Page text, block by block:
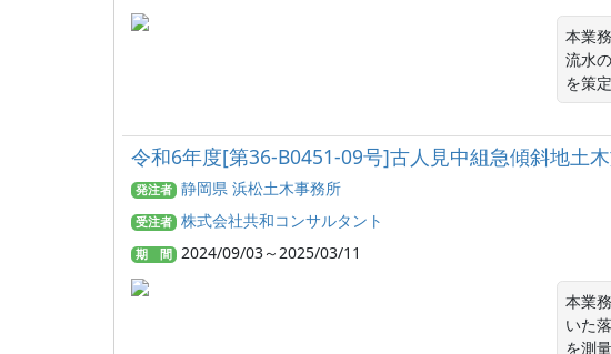
本業
流水
を策
令和6年度[第36-B0451-09号]古人見中組急傾斜地土
発注者 静岡県 浜松土木事務所
受注者 株式会社共和コンサルタント
期 間 2024/09/03～2025/03/11
本業
いた
を測